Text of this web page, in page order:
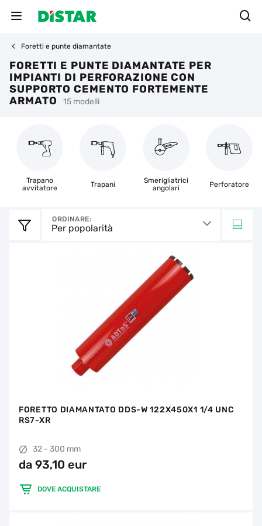
Foretti e punte diamantate
FORETTI E PUNTE DIAMANTATE PER
IMPIANTI DI PERFORAZIONE CON
SUPPORTO CEMENTO FORTEMENTE
ARMATO
15 modelli
Trapano
avvitatore
Trapani
Smerigliatrici
angolari
Perforatore
ORDINARE:
Per popolarità
FORETTO DIAMANTATO DDS-W 122X450X1 1/4 UNC
RS7-XR
32 - 300 mm
da 93,10 eur
DOVE ACQUISTARE